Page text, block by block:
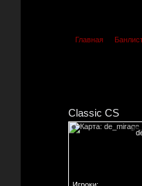
Главная
Classic CS